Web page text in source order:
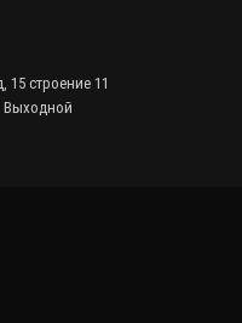
строение 11
Выходной